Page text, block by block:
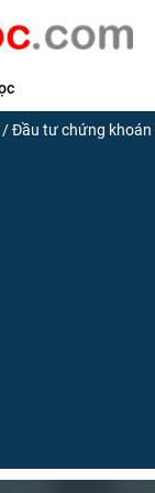
/Đầu tư chứng khoán